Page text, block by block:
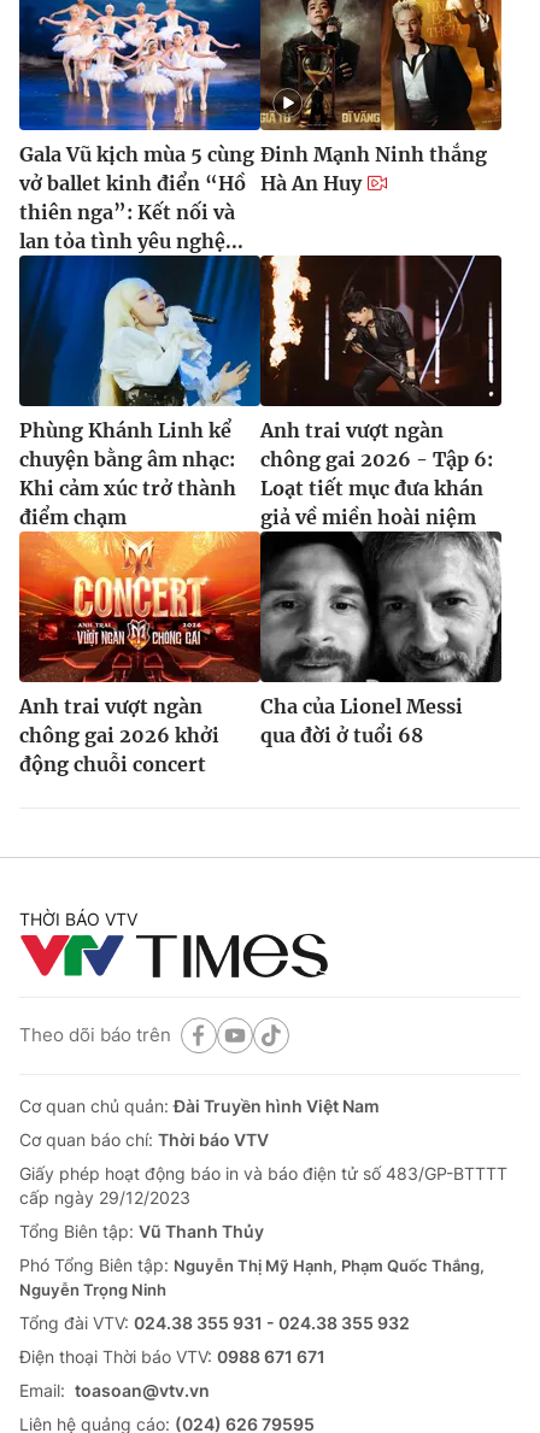
Gala Vũ kịch mùa 5 cùng
vở ballet kinh điển “Hồ
thiên nga”: Kết nối và
lan tỏa tình yêu nghệ...
Đinh Mạnh Ninh thắng
Hà An Huy
Phùng Khánh Linh kể
chuyện bằng âm nhạc:
Khi cảm xúc trở thành
điểm chạm
Anh trai vượt ngàn
chông gai 2026 - Tập 6:
Loạt tiết mục đưa khán
giả về miền hoài niệm
Anh trai vượt ngàn
chông gai 2026 khởi
động chuỗi concert
Cha của Lionel Messi
qua đời ở tuổi 68
THỜI BÁO VTV
Theo dõi báo trên
Cơ quan chủ quản:Đài Truyền hình Việt Nam
Cơ quan báo chí: Thời báo VTV
Giấy phép hoạt động báo in và báo điện tử số 483/GP-BTTTT
cấp ngày 29/12/2023
Tổng Biên tập: Vũ Thanh Thủy
Phó Tổng Biên tập: Nguyễn Thị Mỹ Hạnh, Phạm Quốc Thắng,
Nguyễn Trọng Ninh
Tổng đài VTV: 024.38 355 931 - 024.38 355 932
Ðiện thoại Thời báo VTV: 0988 671 671
Email: toasoan@vtv.vn
Liên hệ quảng cáo: (024) 626 79595